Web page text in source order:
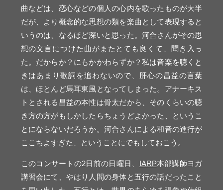
曲などは、恋心などの個人の心内を歌ったものが大半
だが、より概念的な思想の類を楽曲として表現すると
いうのは、なるほど深いと思った。河合さんがその思
想の文言につけた曲がまたとても良くて、聞き入っ
た。だからか？にもかかわらずか？私は音楽を聴くと
きはあまり歌詞を追わないので、肝心の昌益の言葉
は、ほとんど馬耳東風となってしまった。アナーキス
トとされる昌益の本性は骨太だから、そのくらいの聴
き方の方がもしかしたらちょうどよかった、というこ
とにならないだろうか。河合さんによる和音の進行が
ここちよすぎた、ということにでもしておこう。
このコンサートの2日前の日曜日、 IARP本部講師ヨガ
講習会にて、やはり人間の身体と五行の話だったこと